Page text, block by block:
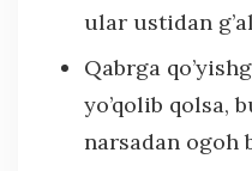
ular ustidan
Qabrga
yo’qolib qolsa,
narsadan ogoh